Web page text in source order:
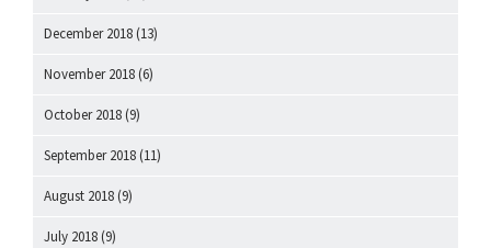
December 2018 (13)
November 2018 (6)
October 2018 (9)
September 2018 (11)
August 2018 (9)
July 2018 (9)